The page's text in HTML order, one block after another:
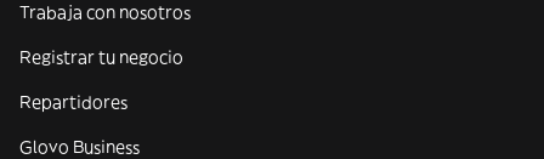
Trabaja con nosotros
Registrar tu negocio
Repartidores
Glovo Business